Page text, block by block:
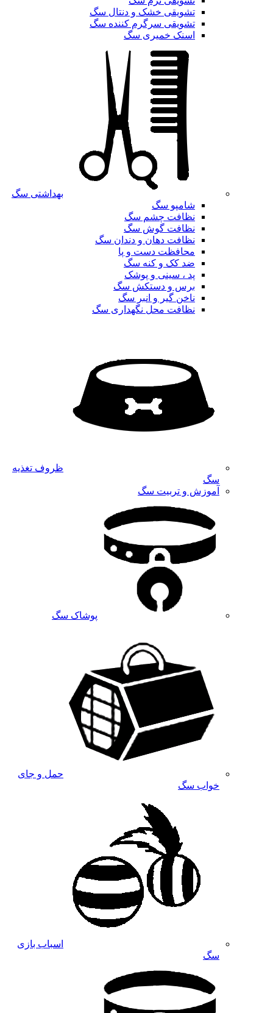
تشویقی خشک و دنتال سگ
تشویقی سرگرم کننده سگ
اسنک خمیری سگ
بهداشتی سگ
شامپو سگ
نظافت چشم سگ
نظافت گوش سگ
نظافت دهان و دندان سگ
محافظت دست و پا
ضد کک و کنه سگ
پد ، سینی و پوشک
برس و دستکش سگ
ناخن گیر و انبر سگ
نظافت محل نگهداری سگ
ظروف تغذیه
سگ
آموزش و تربیت سگ
پوشاک سگ
حمل و جای
خواب سگ
اسباب بازی
سگ